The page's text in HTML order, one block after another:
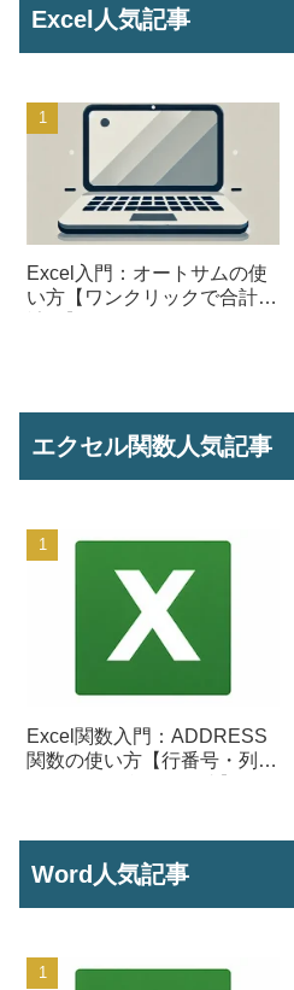
Excel人気記事
Excel入門：オートサムの使
い方【ワンクリックで合計を
エクセル関数人気記事
Excel関数入門：ADDRESS
関数の使い方【行番号・列番
Word人気記事